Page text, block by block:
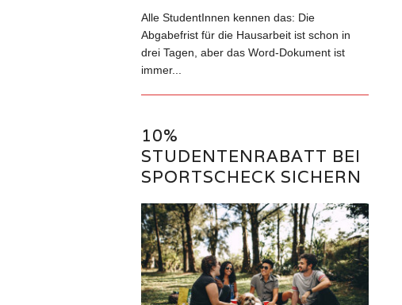
Alle StudentInnen kennen das: Die
Abgabefrist für die Hausarbeit ist schon in
drei Tagen, aber das Word-Dokument ist
immer...
10%
STUDENTENRABATT BEI
SPORTSCHECK SICHERN